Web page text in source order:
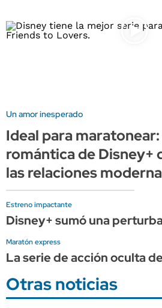
Un amor inesperado
Ideal para
romántica de Disney+
las relaciones
Estreno impactante
Disney+ sumó una
Maratón express
La serie de acción oculta
Otras noticias